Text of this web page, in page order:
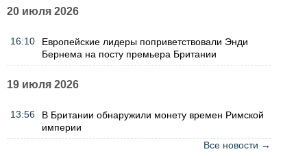
20 июля 2026
16:10
Европейские лидеры поприветствовали Энди
Бернема на посту премьера Британии
19 июля 2026
13:56
В Британии обнаружили монету времен Римской
империи
Все новости →